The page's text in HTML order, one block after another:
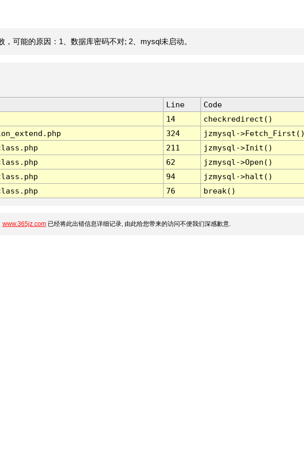
可能的原因：1、数据库密码不对; 2、mysql未启动。
Line
Code
14
checkredirect()
324
jzmysql-
211
jzmysql->Init()
62
jzmysql->Open()
94
jzmysql->halt()
76 break()
www.365jz.com已经将此出错信息详细记录, 由此给您带来的访问不便我们深感歉意.